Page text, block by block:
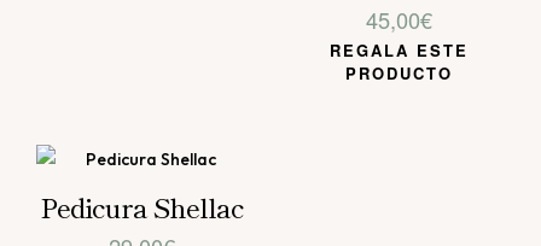
45,00€
REGALA ESTE
PRODUCTO
Pedicura Shellac